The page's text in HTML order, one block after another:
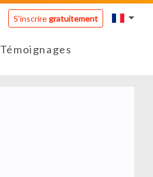
S'inscriregratuitement
Témoignages